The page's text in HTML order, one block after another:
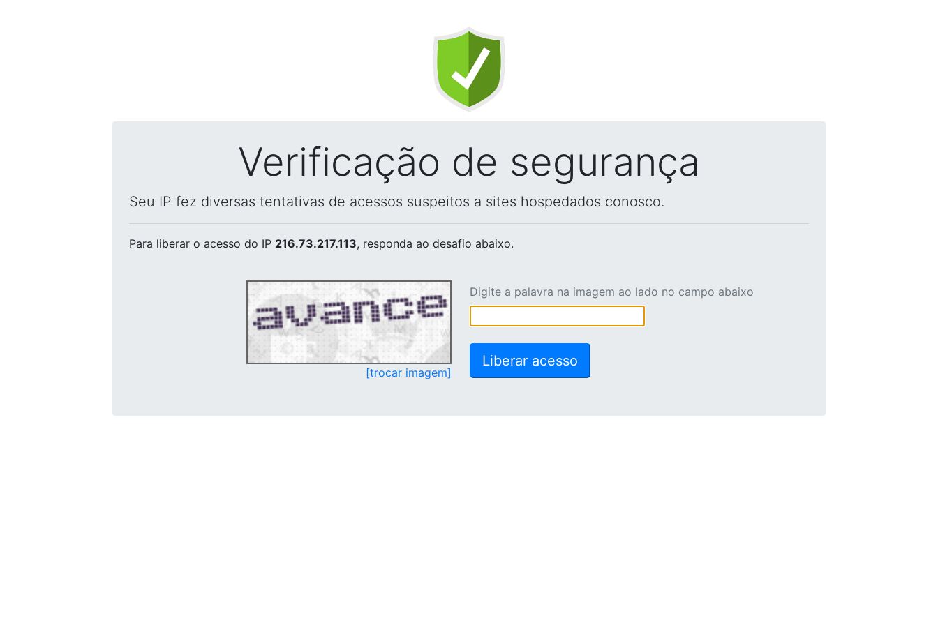
Verificação de segurança
Seu IP fez diversas tentativas de acessos suspeitos a sites hospedados conosco.
Para liberar o acesso do IP 216.73.217.113, responda ao desafio abaixo.
[trocar imagem]
Digite a palavra na imagem ao lado no campo abaixo